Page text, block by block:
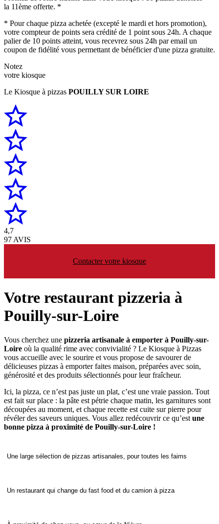
la 11ème offerte. *
* Pour chaque pizza achetée (excepté le mardi et hors promotion),
votre compteur de points sera crédité de 1 point sous 24h. A chaque
palier de 10 points atteint, vous recevrez sous 24h par email un
coupon de fidélité vous permettant de bénéficier d'une pizza gratuite.
Notez
votre kiosque
Le Kiosque à pizzas POUILLY SUR LOIRE
4,7
97 AVIS
Contacter votre kiosque
Votre restaurant pizzeria à
Pouilly-sur-Loire
Vous cherchez une pizzeria artisanale à emporter à Pouilly-sur-
Loire où la qualité rime avec convivialité ? Le Kiosque à Pizzas
vous accueille avec le sourire et vous propose de savourer de
délicieuses pizzas à emporter faites maison, préparées avec soin,
générosité et des produits sélectionnés pour leur fraîcheur.
Ici, la pizza, ce n’est pas juste un plat, c’est une vraie passion. Tout
est fait sur place : la pâte est pétrie chaque matin, les garnitures sont
découpées au moment, et chaque recette est cuite sur pierre pour
révéler des saveurs uniques. Vous allez redécouvrir ce qu’est une
bonne pizza à proximité de Pouilly-sur-Loire !
Une large sélection de pizzas artisanales, pour toutes les faims
Un restaurant qui change du fast food et du camion à pizza